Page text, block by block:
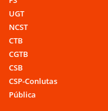
UGT
NCST
CTB
CGTB
CSB
CSP-Conlutas
Pública